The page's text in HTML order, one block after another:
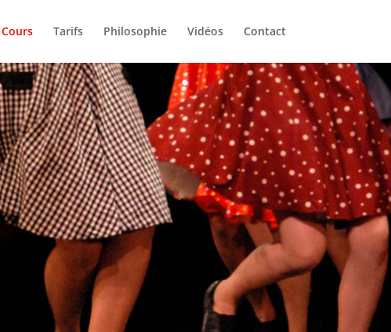
Tarifs Philosophie Vidéos Contact